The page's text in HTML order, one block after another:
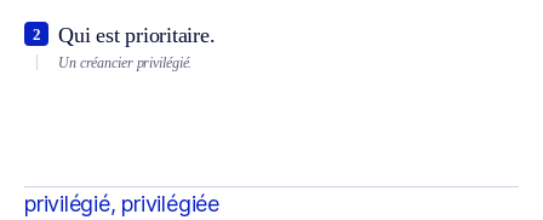
Qui est prioritaire.
2
Un créancier privilégié.
privilégié, privilégiée